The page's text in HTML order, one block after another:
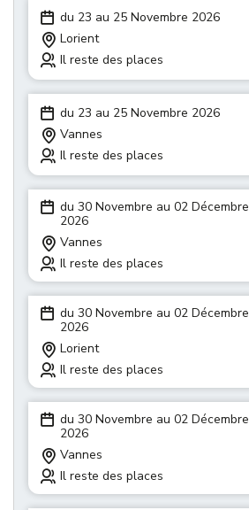
du 23 au 25 Novembre 2026
Lorient
Il reste des places
du 23 au 25 Novembre 2026
Vannes
Il reste des places
du 30 Novembre au 02 Décembre
2026
Vannes
Il reste des places
du 30 Novembre au 02 Décembre
2026
Lorient
Il reste des places
du 30 Novembre au 02 Décembre
2026
Vannes
Il reste des places